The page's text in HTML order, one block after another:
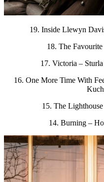
19. Inside Llewyn
18. The
17. Victoria –
16. One More Time With
15. The
14. Burning –